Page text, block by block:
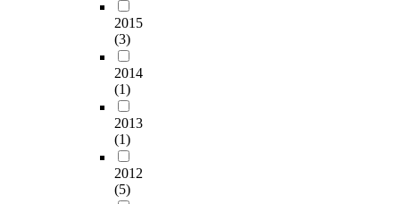
2015
(3)
2014
(1)
2013
(1)
2012
(5)